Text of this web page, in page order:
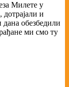
Милете у
и
обезбедили
ми смо ту